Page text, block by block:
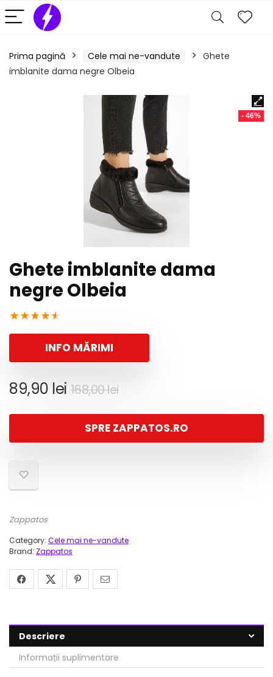
Prima pagină Cele mai ne-vandute
Ghete
imblanite dama negre Olbeia
- 46%
Ghete imblanite dama
negre Olbeia
★★★★★
INFO MĂRIMI
168,00leiPrețul
a
fost:
89,90 lei
Prețul
este:
89,90 lei.
SPRE ZAPPATOS.RO
Zappatos
Category: Cele mai ne-vandute
Brand: Zappatos
Descriere
Informații suplimentare